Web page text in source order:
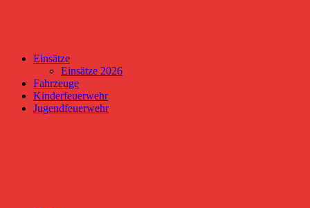
Einsätze
Einsätze 2026
Fahrzeuge
Kinderfeuerwehr
Jugendfeuerwehr